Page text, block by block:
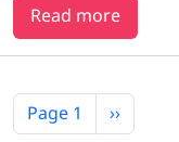
Read moreabout
Pagination
Page 1 Next page
››